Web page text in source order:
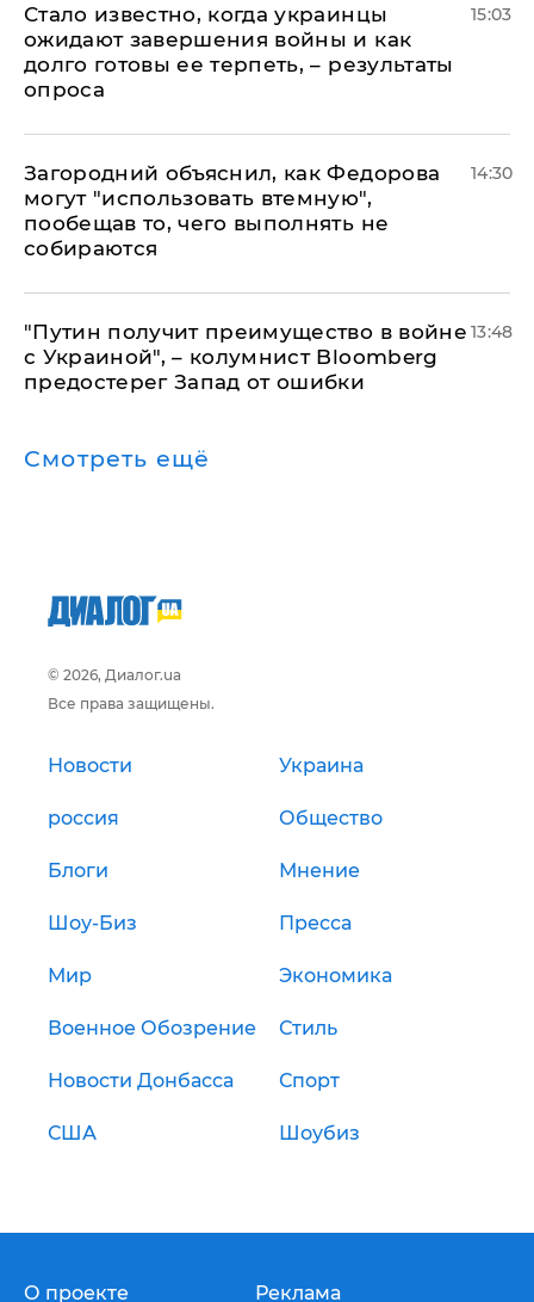
Стало известно, когда украинцы
ожидают завершения войны и как
долго готовы ее терпеть, – результаты
опроса
15:03
Загородний объяснил, как Федорова
могут "использовать втемную",
пообещав то, чего выполнять не
собираются
14:30
"Путин получит преимущество в войне
с Украиной", – колумнист Bloomberg
предостерег Запад от ошибки
13:48
Смотреть ещё
© 2026, Диалог.ua
Все права защищены.
Новости Украина
россия Общество
Блоги Мнение
Шоу-Биз Пресса
Мир Экономика
Военное Обозрение Стиль
Новости Донбасса Спорт
США Шоубиз
О проекте Реклама